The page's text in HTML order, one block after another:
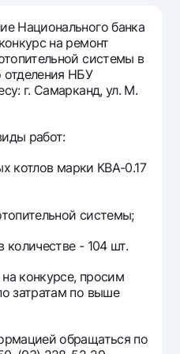
Milliy
Национального банка
на ремонт
системы в
отделения НБУ
г. Самарканд, ул. М.
работ:
котлов марки КВА-0.17
системы;
- 104 шт.
конкурсе, просим
затратам по выше
обращаться по